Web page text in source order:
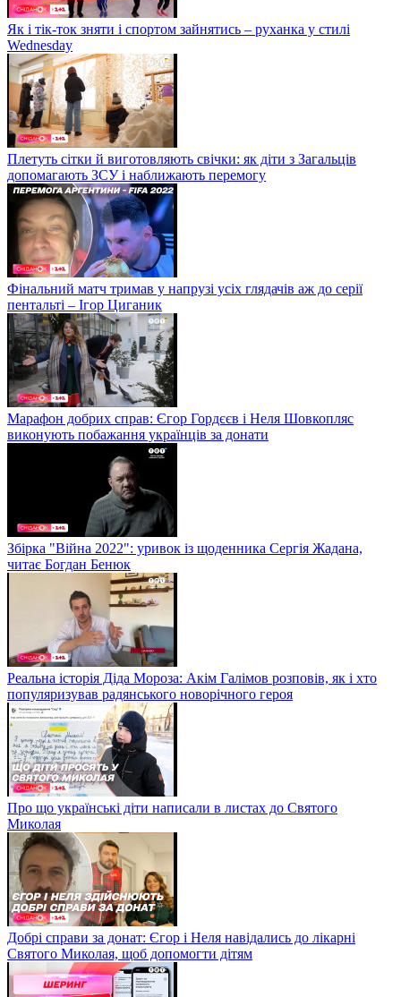
Як і тік-ток зняти і спортом зайнятись – руханка у стилі
Wednesday
Плетуть сітки й виготовляють свічки: як діти з Загальців
допомагають ЗСУ і наближають перемогу
Фінальний матч тримав у напрузі усіх глядачів аж до серії
пентальті – Ігор Циганик
Марафон добрих справ: Єгор Гордєєв і Неля Шовкопляс
виконують побажання українців за донати
Збірка "Війна 2022": уривок із щоденника Сергія Жадана,
читає Богдан Бенюк
Реальна історія Діда Мороза: Акім Галімов розповів, як і хто
популяризував радянського новорічного героя
Про що українські діти написали в листах до Святого
Миколая
Добрі справи за донат: Єгор і Неля навідались до лікарні
Святого Миколая, щоб допомогти дітям